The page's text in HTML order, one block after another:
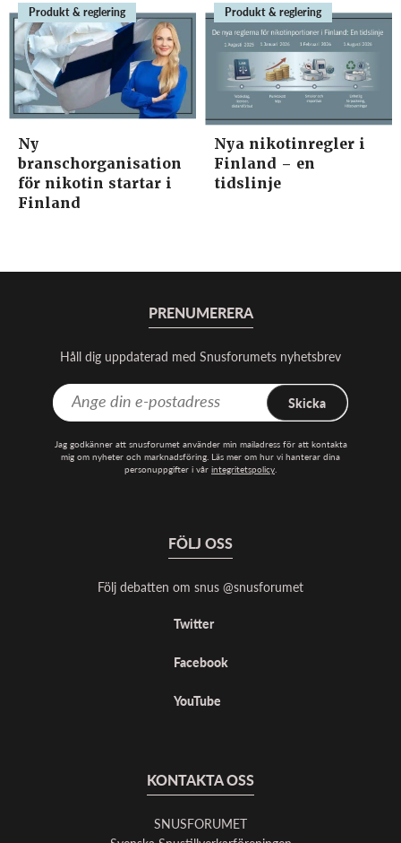
Produkt & reglering
Ny
branschorganisation
för nikotin startar i
Finland
Produkt & reglering
Nya nikotinregler i
Finland – en
tidslinje
PRENUMERERA
Håll dig uppdaterad med Snusforumets nyhetsbrev
Skicka
Jag godkänner att snusforumet använder min mailadress för att kontakta
mig om nyheter och marknadsföring. Läs mer om hur vi hanterar dina
personuppgifter i vår integritetspolicy.
FÖLJ OSS
Följ debatten om snus @snusforumet
Twitter
Facebook
YouTube
KONTAKTA OSS
SNUSFORUMET